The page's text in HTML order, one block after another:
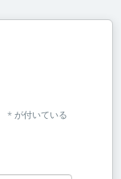
* が付いている